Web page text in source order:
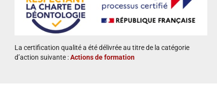
La certification qualité a été délivrée au titre de la catégorie
d’action suivante :Actions de formation